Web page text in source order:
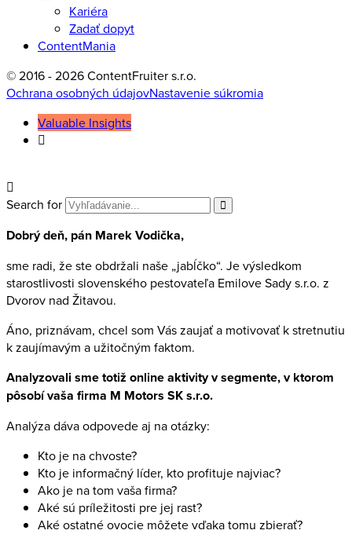
Kariéra
Zadať dopyt
ContentMania
© 2016 - 2026 ContentFruiter s.r.o.
Ochrana osobných údajovNastavenie súkromia
Valuable Insights
Search for
Dobrý deň, pán Marek Vodička,
sme radi, že ste obdržali naše „jabĺčko“. Je výsledkom
starostlivosti slovenského pestovateľa Emilove Sady s.r.o. z
Dvorov nad Žitavou.
Áno, priznávam, chcel som Vás zaujať a motivovať k stretnutiu
k zaujímavým a užitočným faktom.
Analyzovali sme totiž online aktivity v segmente, v ktorom
pôsobí vaša firma M Motors SK s.r.o.
Analýza dáva odpovede aj na otázky:
Kto je na chvoste?
Kto je informačný líder, kto profituje najviac?
Ako je na tom vaša firma?
Aké sú príležitosti pre jej rast?
Aké ostatné ovocie môžete vďaka tomu zbierať?